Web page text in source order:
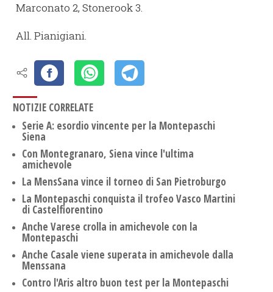
Marconato 2, Stonerook 3.
All. Pianigiani.
NOTIZIE CORRELATE
Serie A: esordio vincente per la Montepaschi
Siena
Con Montegranaro, Siena vince l'ultima
amichevole
La MensSana vince il torneo di San Pietroburgo
La Montepaschi conquista il trofeo Vasco Martini
di Castelfiorentino
Anche Varese crolla in amichevole con la
Montepaschi
Anche Casale viene superata in amichevole dalla
Menssana
Contro l'Aris altro buon test per la Montepaschi